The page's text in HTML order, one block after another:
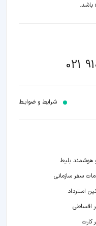
باشد.
021
شرایط و ضوابـط
هوشمند بلیط
سفر سازمانی
استرداد
اقساطی
کارت